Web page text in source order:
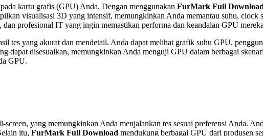
kartu grafis (GPU) Anda. Dengan menggunakan FurMark Full
visualisasi 3D yang intensif, memungkinkan Anda memantau suhu, clock
profesional IT yang ingin memastikan performa dan keandalan GPU
tes yang akurat dan mendetail. Anda dapat melihat grafik suhu GPU,
dapat disesuaikan, memungkinkan Anda menguji GPU dalam berbagai
GPU.
yang memungkinkan Anda menjalankan tes sesuai preferensi Anda.
itu, FurMark Full Download mendukung berbagai GPU dari produsen